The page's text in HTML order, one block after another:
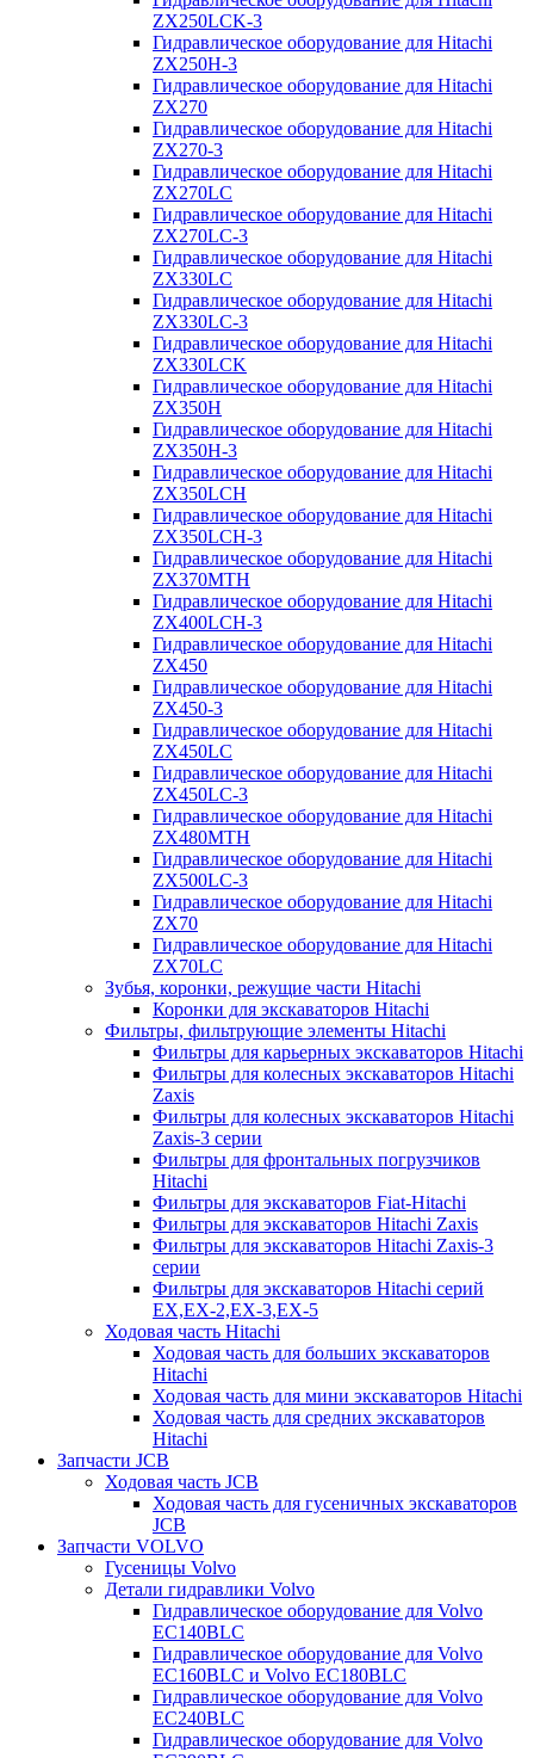
ZX250LCK-3
Гидравлическое оборудование для Hitachi
ZX250Н-3
Гидравлическое оборудование для Hitachi
ZX270
Гидравлическое оборудование для Hitachi
ZX270-3
Гидравлическое оборудование для Hitachi
ZX270LC
Гидравлическое оборудование для Hitachi
ZX270LC-3
Гидравлическое оборудование для Hitachi
ZX330LC
Гидравлическое оборудование для Hitachi
ZX330LC-3
Гидравлическое оборудование для Hitachi
ZX330LCK
Гидравлическое оборудование для Hitachi
ZX350H
Гидравлическое оборудование для Hitachi
ZX350H-3
Гидравлическое оборудование для Hitachi
ZX350LCH
Гидравлическое оборудование для Hitachi
ZX350LCH-3
Гидравлическое оборудование для Hitachi
ZX370MTH
Гидравлическое оборудование для Hitachi
ZX400LCH-3
Гидравлическое оборудование для Hitachi
ZX450
Гидравлическое оборудование для Hitachi
ZX450-3
Гидравлическое оборудование для Hitachi
ZX450LC
Гидравлическое оборудование для Hitachi
ZX450LC-3
Гидравлическое оборудование для Hitachi
ZX480MTH
Гидравлическое оборудование для Hitachi
ZX500LC-3
Гидравлическое оборудование для Hitachi
ZX70
Гидравлическое оборудование для Hitachi
ZX70LC
Зубья, коронки, режущие части Hitachi
Коронки для экскаваторов Hitachi
Фильтры, фильтрующие элементы Hitachi
Фильтры для карьерных экскаваторов Hitachi
Фильтры для колесных экскаваторов Hitachi
Zaxis
Фильтры для колесных экскаваторов Hitachi
Zaxis-3 серии
Фильтры для фронтальных погрузчиков
Hitachi
Фильтры для экскаваторов Fiat-Hitachi
Фильтры для экскаваторов Hitachi Zaxis
Фильтры для экскаваторов Hitachi Zaxis-3
серии
Фильтры для экскаваторов Hitachi серий
EX,EX-2,EX-3,EX-5
Ходовая часть Hitachi
Ходовая часть для больших экскаваторов
Hitachi
Ходовая часть для мини экскаваторов Hitachi
Ходовая часть для средних экскаваторов
Hitachi
Запчасти JCB
Ходовая часть JCB
Ходовая часть для гусеничных экскаваторов
JCB
Запчасти VOLVO
Гусеницы Volvo
Детали гидравлики Volvo
Гидравлическое оборудование для Volvo
EC140BLC
Гидравлическое оборудование для Volvo
EC160BLC и Volvo EC180BLC
Гидравлическое оборудование для Volvo
EC240BLC
Гидравлическое оборудование для Volvo